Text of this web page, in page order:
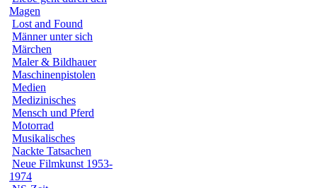
Magen
Lost and Found
Männer unter sich
Märchen
Maler & Bildhauer
Maschinenpistolen
Medien
Medizinisches
Mensch und Pferd
Motorrad
Musikalisches
Nackte Tatsachen
Neue Filmkunst 1953-
1974